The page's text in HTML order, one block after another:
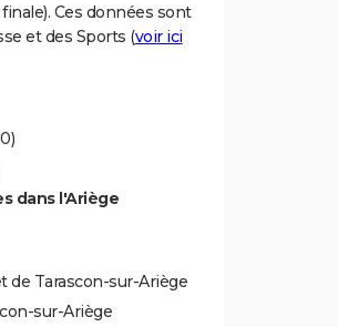
Ces données sont
et des Sports (voir ici
dans l'Ariège
de Tarascon-sur-Ariège
sur-Ariège